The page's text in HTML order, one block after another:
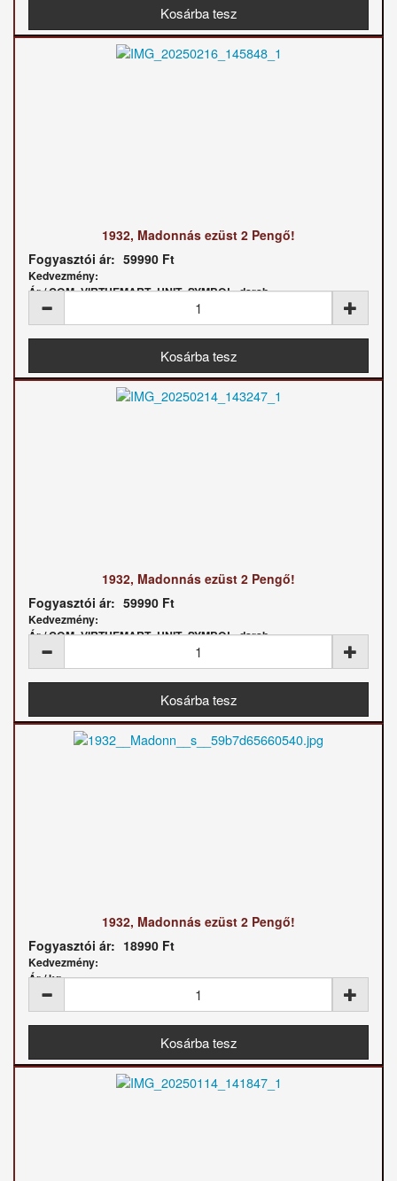
1932, Madonnás ezüst 2 Pengő!
Fogyasztói ár: 59990 Ft
Kedvezmény:
Ár / COM_VIRTUEMART_UNIT_SYMBOL_darab:
1932, Madonnás ezüst 2 Pengő!
Fogyasztói ár: 59990 Ft
Kedvezmény:
Ár / COM_VIRTUEMART_UNIT_SYMBOL_darab:
1932, Madonnás ezüst 2 Pengő!
Fogyasztói ár: 18990 Ft
Kedvezmény:
Ár / kg: